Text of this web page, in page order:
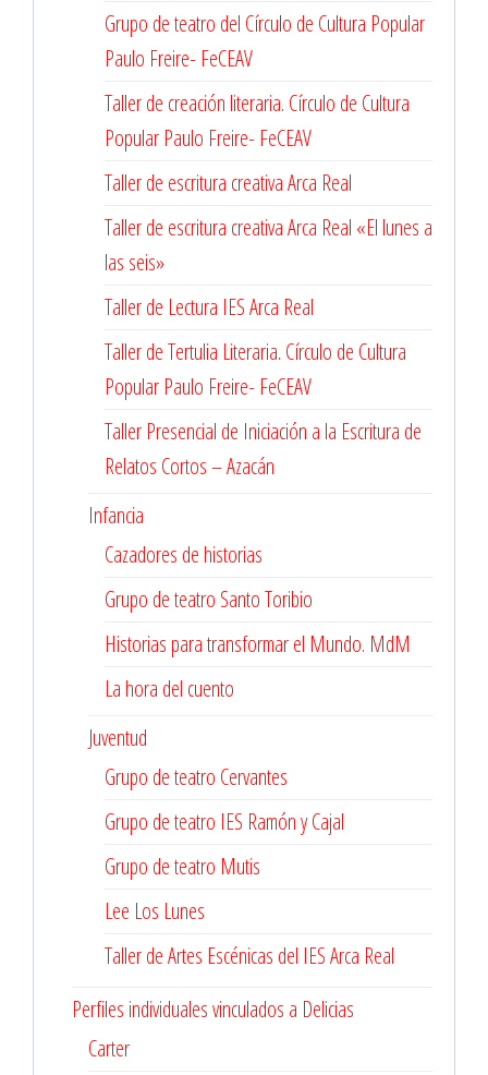
Grupo de teatro del Círculo de Cultura Popular
Paulo Freire- FeCEAV
Taller de creación literaria. Círculo de Cultura
Popular Paulo Freire- FeCEAV
Taller de escritura creativa Arca Real
Taller de escritura creativa Arca Real «El lunes a
las seis»
Taller de Lectura IES Arca Real
Taller de Tertulia Literaria. Círculo de Cultura
Popular Paulo Freire- FeCEAV
Taller Presencial de Iniciación a la Escritura de
Relatos Cortos – Azacán
Infancia
Cazadores de historias
Grupo de teatro Santo Toribio
Historias para transformar el Mundo. MdM
La hora del cuento
Juventud
Grupo de teatro Cervantes
Grupo de teatro IES Ramón y Cajal
Grupo de teatro Mutis
Lee Los Lunes
Taller de Artes Escénicas del IES Arca Real
Perfiles individuales vinculados a Delicias
Carter